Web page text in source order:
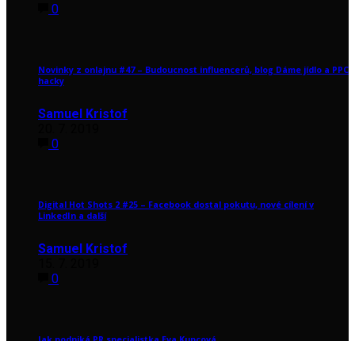
0
Novinky z onlajnu #47 – Budoucnost influencerů, blog Dáme jídlo a PPC
hacky
Samuel Kristof
0
Digital Hot Shots 2 #25 – Facebook dostal pokutu, nové cílení v
LinkedIn a další
Samuel Kristof
0